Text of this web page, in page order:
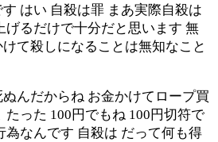
はい 自殺は罪 まあ実際自殺は
げるだけで十分だと思います 無
て殺しになることは無知なこと
んだからね お金かけてロープ買
たった 100円でもね 100円切符で
為なんです 自殺は だって何も得